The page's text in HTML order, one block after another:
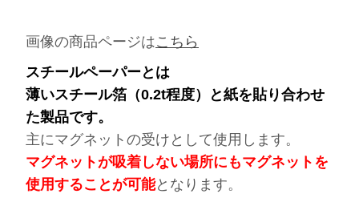
画像の商品ページはこちら
スチールペーパーとは
薄いスチール箔（0.2t程度）と紙を貼り合わせ
た製品です。
主にマグネットの受けとして使用します。
マグネットが吸着しない場所にもマグネットを
使用することが可能となります。